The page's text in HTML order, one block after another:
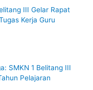
III Gelar Rapat
Kerja Guru
SMKN 1 Belitang III
Pelajaran